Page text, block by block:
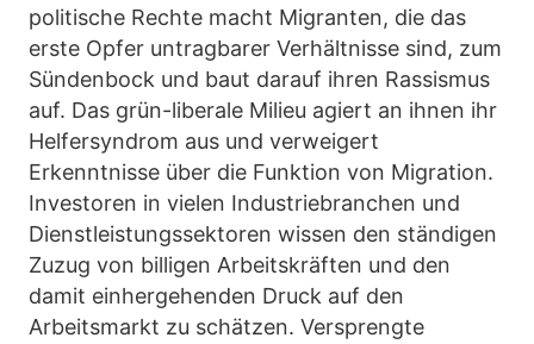
politische Rechte macht Migranten, die das
erste Opfer untragbarer Verhältnisse sind, zum
Sündenbock und baut darauf ihren Rassismus
auf. Das grün-liberale Milieu agiert an ihnen ihr
Helfersyndrom aus und verweigert
Erkenntnisse über die Funktion von Migration.
Investoren in vielen Industriebranchen und
Dienstleistungssektoren wissen den ständigen
Zuzug von billigen Arbeitskräften und den
damit einhergehenden Druck auf den
Arbeitsmarkt zu schätzen. Versprengte